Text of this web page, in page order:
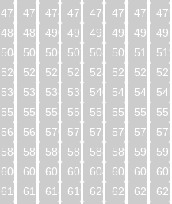
472 473 474 475 476 477 478
488 489 490 491 492 493 494
504 505 506 507 508 509 510
520 521 522 523 524 525 526
536 537 538 539 540 541 542
552 553 554 555 556 557 558
568 569 570 571 572 573 574
584 585 586 587 588 589 590
600 601 602 603 604 605 606
616 617 618 619 620 621 622